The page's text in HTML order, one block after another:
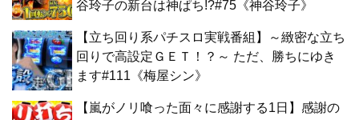
谷玲子の新台は神ぱち!?#75《神谷玲子》
【立ち回り系パチスロ実戦番組】～緻密な立ち
回りで高設定ＧＥＴ！？～ ただ、勝ちにゆき
ます#111《梅屋シン》
【嵐がノリ喰った面々に感謝する1日】感謝の